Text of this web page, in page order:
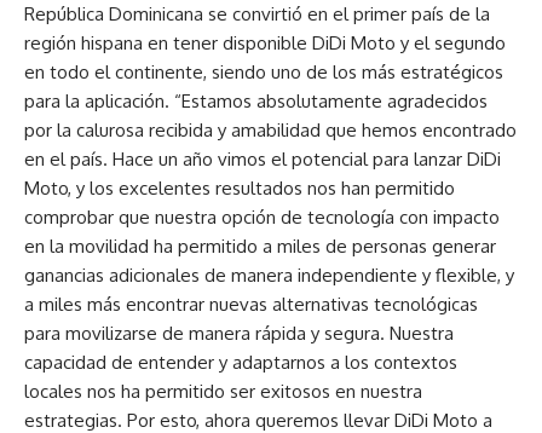
República Dominicana se convirtió en el primer país de la
región hispana en tener disponible DiDi Moto y el segundo
en todo el continente, siendo uno de los más estratégicos
para la aplicación. “Estamos absolutamente agradecidos
por la calurosa recibida y amabilidad que hemos encontrado
en el país. Hace un año vimos el potencial para lanzar DiDi
Moto, y los excelentes resultados nos han permitido
comprobar que nuestra opción de tecnología con impacto
en la movilidad ha permitido a miles de personas generar
ganancias adicionales de manera independiente y flexible, y
a miles más encontrar nuevas alternativas tecnológicas
para movilizarse de manera rápida y segura. Nuestra
capacidad de entender y adaptarnos a los contextos
locales nos ha permitido ser exitosos en nuestra
estrategias. Por esto, ahora queremos llevar DiDi Moto a